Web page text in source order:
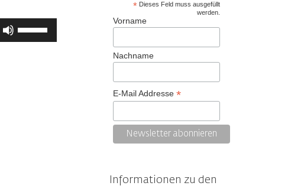
Hoch/Runter
* Dieses Feld muss ausgefüllt
werden.
Vorname
Nachname
E-Mail Addresse *
Informationen zu den